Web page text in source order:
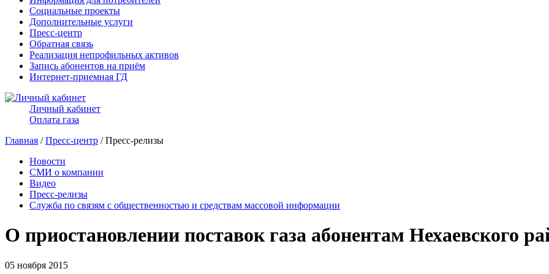
Социальные проекты
Дополнительные услуги
Пресс-центр
Обратная связь
Реализация непрофильных активов
Запись абонентов на приём
Интернет-приемная ГД
Личный кабинет
Оплата газа
Главная /Пресс-центр / Пресс-релизы
Новости
СМИ о компании
Видео
Пресс-релизы
Служба по связям с общественностью и средствам массовой информации
О приостановлении поставок газа абонентам Нехаевского
05 ноября 2015